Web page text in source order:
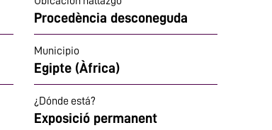
Procedència desconeguda
Municipio
Egipte (Àfrica)
¿Dónde está?
Exposició permanent